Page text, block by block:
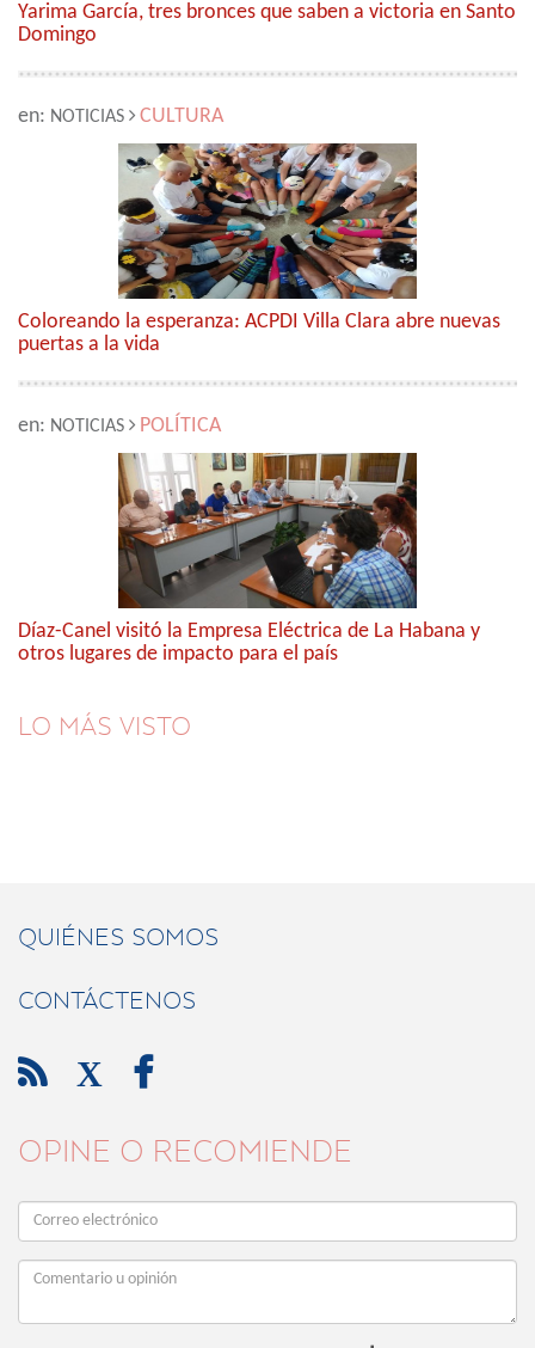
Yarima García, tres bronces que saben a victoria en Santo
Domingo
en: NOTICIAS CULTURA
Coloreando la esperanza: ACPDI Villa Clara abre nuevas
puertas a la vida
en: NOTICIAS POLÍTICA
Díaz-Canel visitó la Empresa Eléctrica de La Habana y
otros lugares de impacto para el país
LO MÁS VISTO
QUIÉNES SOMOS
CONTÁCTENOS
 X 
OPINE O RECOMIENDE